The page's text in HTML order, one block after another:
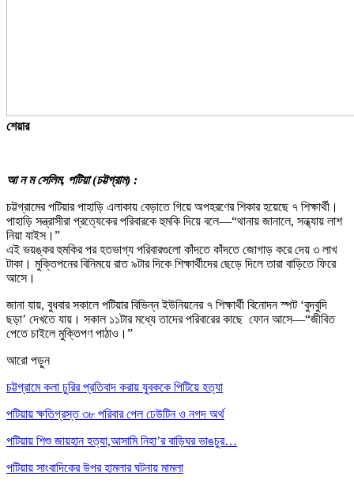
শেয়ার
আ ন ম সেলিম, পটিয়া (চট্টগ্রাম) :
চট্টগ্রামের পটিয়ার পাহাড়ি এলাকায় বেড়াতে গিয়ে অপহরণের শিকার হয়েছে ৭ শিক্ষার্থী।
পাহাড়ি সন্ত্রাসীরা প্রত্যেকের পরিবারকে হুমকি দিয়ে বলে—“থানায় জানালে, সন্ধ্যায় লাশ
নিয়া যাইস।”
এই ভয়ঙ্কর হুমকির পর হতভাগ্য পরিবারগুলো কাঁদতে কাঁদতে জোগাড় করে দেয় ৩ লাখ
টাকা। মুক্তিপনের বিনিময়ে রাত ৯টার দিকে শিক্ষার্থীদের ছেড়ে দিলে তারা বাড়িতে ফিরে
আসে।
জানা যায়, বুধবার সকালে পটিয়ার বিভিন্ন ইউনিয়নের ৭ শিক্ষার্থী বিনোদন স্পট ‘বুদবুদি
ছড়া’ দেখতে যায়। সকাল ১১টার মধ্যে তাদের পরিবারের কাছে ফোন আসে—“জীবিত
পেতে চাইলে মুক্তিপণ পাঠাও।”
আরো পড়ুন
চট্টগ্রামে কলা চুরির প্রতিবাদ করায় যুবককে পিটিয়ে হত্যা
পটিয়ায় ক্ষতিগ্রস্ত ৩৮ পরিবার পেল ঢেউটিন ও নগদ অর্থ
পটিয়ায় শিশু জায়হান হত্যা,আসামি নিহা’র বাড়িঘর ভাঙচুর…
পটিয়ায় সাংবাদিকের উপর হামলার ঘটনায় মামলা